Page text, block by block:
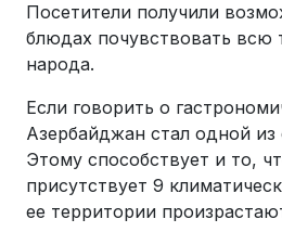
Посетители получили
блюдах почувствовать всю
народа.
Если говорить о
Азербайджан стал одной
Этому способствует и то,
присутствует 9
ее территории